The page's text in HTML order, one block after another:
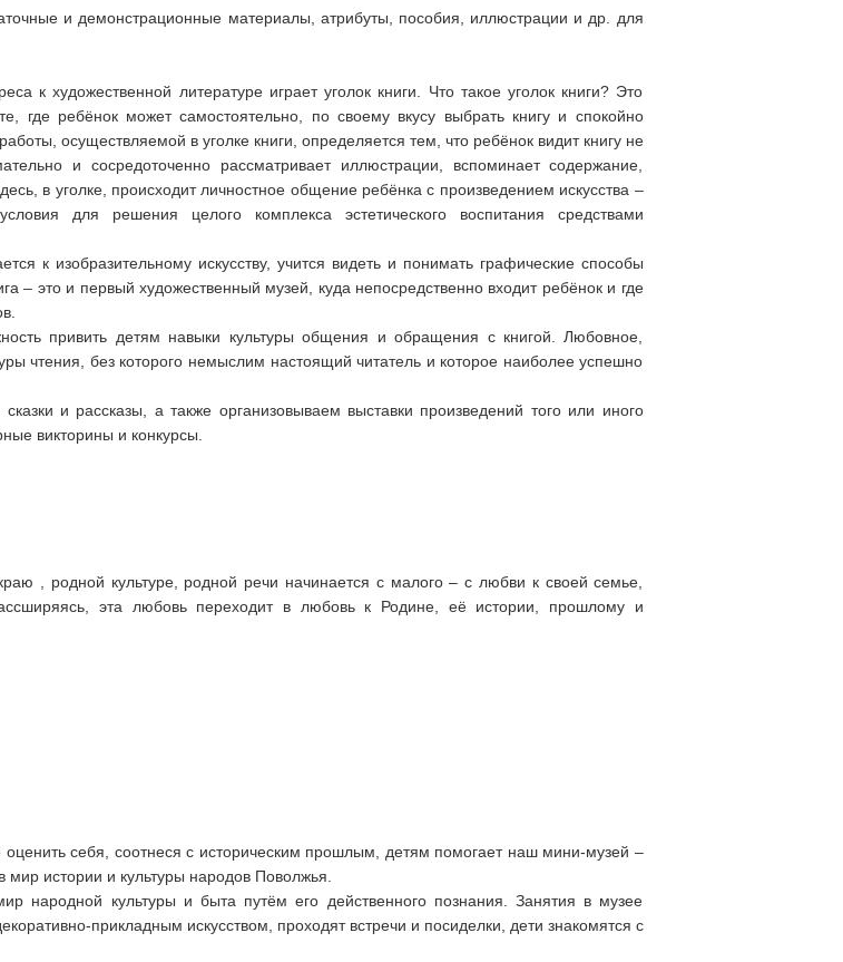
и демонстрационные материалы, атрибуты, пособия, иллюстрации и др. для
к художественной литературе играет уголок книги. Что такое уголок книги? Это
где ребёнок может самостоятельно, по своему вкусу выбрать книгу и спокойно
осуществляемой в уголке книги, определяется тем, что ребёнок видит книгу не
и сосредоточенно рассматривает иллюстрации, вспоминает содержание,
в уголке, происходит личностное общение ребёнка с произведением искусства –
для решения целого комплекса эстетического воспитания средствами
к изобразительному искусству, учится видеть и понимать графические способы
– это и первый художественный музей, куда непосредственно входит ребёнок и где
привить детям навыки культуры общения и обращения с книгой. Любовное,
чтения, без которого немыслим настоящий читатель и которое наиболее успешно
и рассказы, а также организовываем выставки произведений того или иного
викторины и конкурсы.
, родной культуре, родной речи начинается с малого – с любви к своей семье,
эта любовь переходит в любовь к Родине, её истории, прошлому и
оценить себя, соотнеся с историческим прошлым, детям помогает наш мини-музей –
истории и культуры народов Поволжья.
народной культуры и быта путём его действенного познания. Занятия в музее
прикладным искусством, проходят встречи и посиделки, дети знакомятся с